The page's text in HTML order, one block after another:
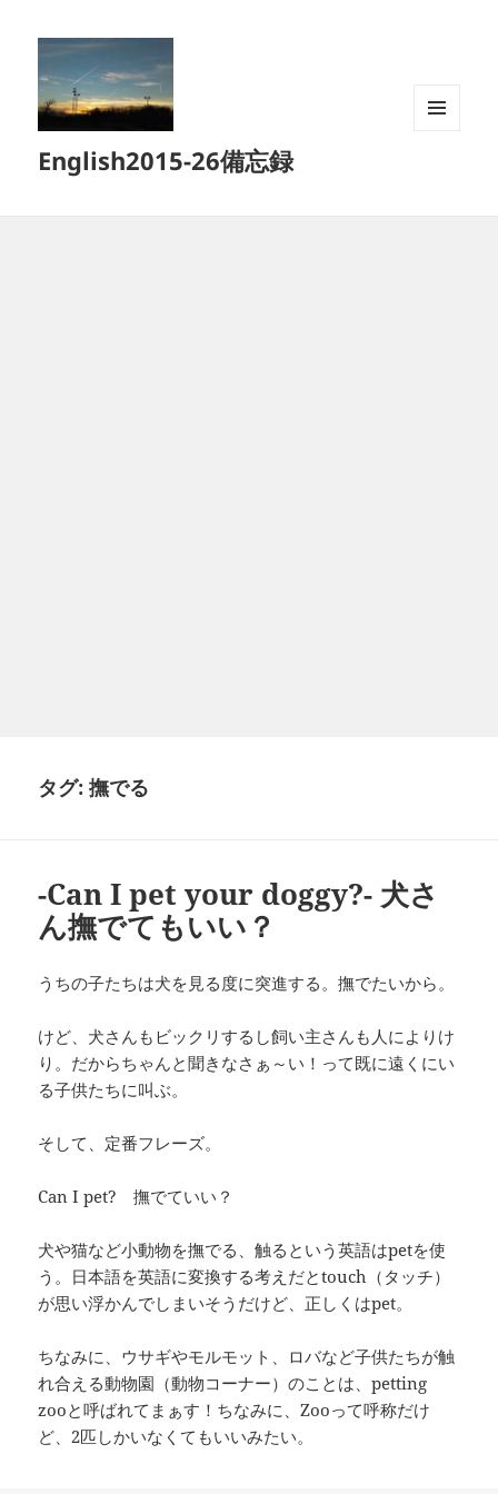
English2015-26備忘録
タグ:撫でる
-Can I pet your doggy?- 犬さ
ん撫でてもいい？
うちの子たちは犬を見る度に突進する。撫でたいから。
けど、犬さんもビックリするし飼い主さんも人によりけ
り。だからちゃんと聞きなさぁ～い！って既に遠くにい
る子供たちに叫ぶ。
そして、定番フレーズ。
Can I pet? 撫でていい？
犬や猫など小動物を撫でる、触るという英語はpetを使
う。日本語を英語に変換する考えだとtouch（タッチ）
が思い浮かんでしまいそうだけど、正しくはpet。
ちなみに、ウサギやモルモット、ロバなど子供たちが触
れ合える動物園（動物コーナー）のことは、petting
zooと呼ばれてまぁす！ちなみに、Zooって呼称だけ
ど、2匹しかいなくてもいいみたい。